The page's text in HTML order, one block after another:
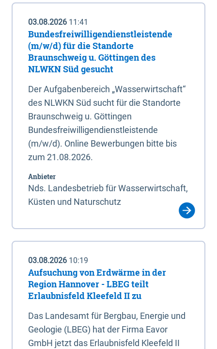
03.08.2026 11:41
Bundesfreiwilligendienstleistende
(m/w/d) für die Standorte
Braunschweig u. Göttingen des
NLWKN Süd gesucht
Der Aufgabenbereich „Wasserwirtschaft“
des NLWKN Süd sucht für die Standorte
Braunschweig u. Göttingen
Bundesfreiwilligendienstleistende
(m/w/d). Online Bewerbungen bitte bis
zum 21.08.2026.
Anbieter
Nds. Landesbetrieb für Wasserwirtschaft,
Küsten und Naturschutz
03.08.2026 10:19
Aufsuchung von Erdwärme in der
Region Hannover - LBEG teilt
Erlaubnisfeld Kleefeld II zu
Das Landesamt für Bergbau, Energie und
Geologie (LBEG) hat der Firma Eavor
GmbH jetzt das Erlaubnisfeld Kleefeld II